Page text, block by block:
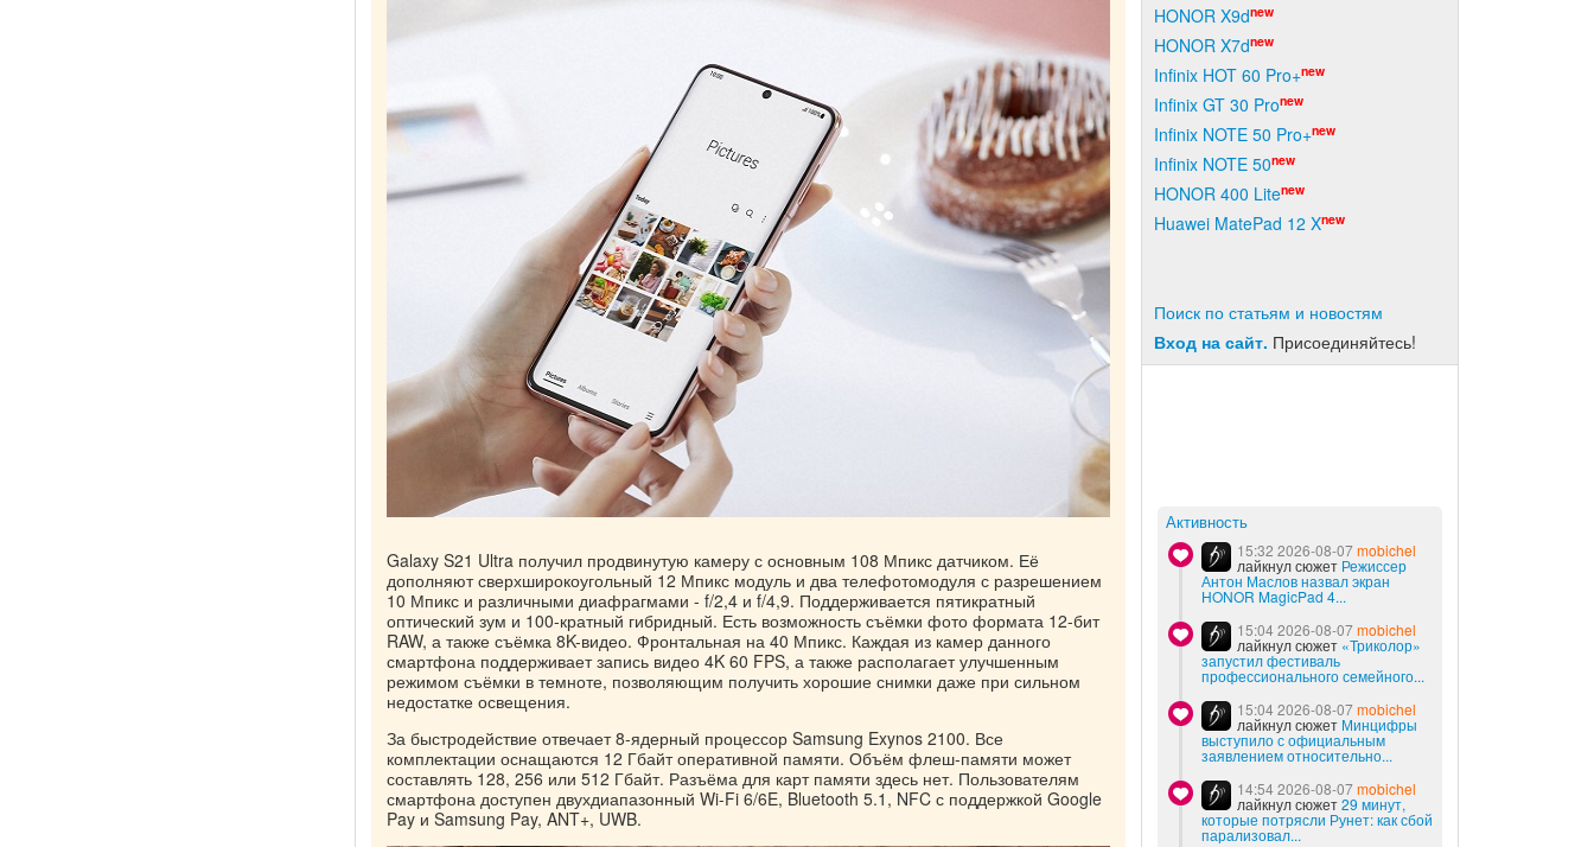
Galaxy S21 Ultra получил продвинутую камеру с основным 108 Мпикс датчиком. Её
дополняют сверхширокоугольный 12 Мпикс модуль и два телефотомодуля с разрешением
10 Мпикс и различными диафрагмами - f/2,4 и f/4,9. Поддерживается пятикратный
оптический зум и 100-кратный гибридный. Есть возможность съёмки фото формата 12-бит
RAW, а также съёмка 8K-видео. Фронтальная на 40 Мпикс. Каждая из камер данного
смартфона поддерживает запись видео 4K 60 FPS, а также располагает улучшенным
режимом съёмки в темноте, позволяющим получить хорошие снимки даже при сильном
недостатке освещения.
За быстродействие отвечает 8-ядерный процессор Samsung Exynos 2100. Все
комплектации оснащаются 12 Гбайт оперативной памяти. Объём флеш-памяти может
составлять 128, 256 или 512 Гбайт. Разъёма для карт памяти здесь нет. Пользователям
смартфона доступен двухдиапазонный Wi-Fi 6/6E, Bluetooth 5.1, NFC с поддержкой Google
Pay и Samsung Pay, ANT+, UWB.
HONOR X9dnew
HONOR X7dnew
Infinix HOT 60 Pro+new
Infinix GT 30 Pronew
Infinix NOTE 50 Pro+new
Infinix NOTE 50new
HONOR 400 Litenew
Huawei MatePad 12 Xnew
Поиск по статьям и новостям
Вход на сайт. Присоединяйтесь!
Активность
15:32 2026-08-07mobichel
лайкнул сюжет Режиссер
Антон Маслов назвал экран
HONOR MagicPad 4...
15:04 2026-08-07mobichel
лайкнул сюжет «Триколор»
запустил фестиваль
профессионального семейного...
15:04 2026-08-07mobichel
лайкнул сюжет Минцифры
выступило с официальным
заявлением относительно...
14:54 2026-08-07mobichel
лайкнул сюжет29 минут,
которые потрясли Рунет: как сбой
парализовал...